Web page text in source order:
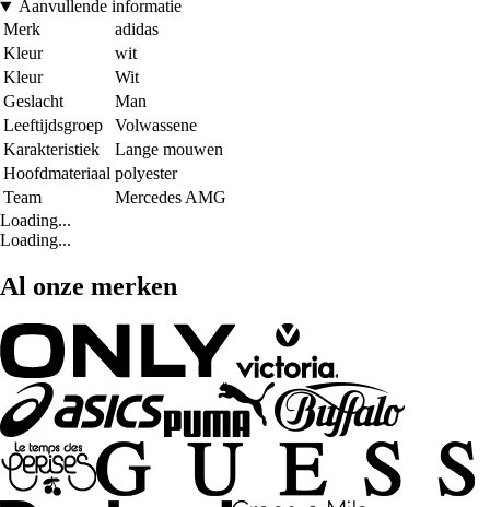
Aanvullende informatie
Merk
adidas
Kleur
wit
Kleur
Wit
Geslacht
Man
Leeftijdsgroep
Volwassene
Karakteristiek
Lange mouwen
Hoofdmateriaal polyester
Team
Mercedes AMG
Loading...
Loading...
Al onze merken